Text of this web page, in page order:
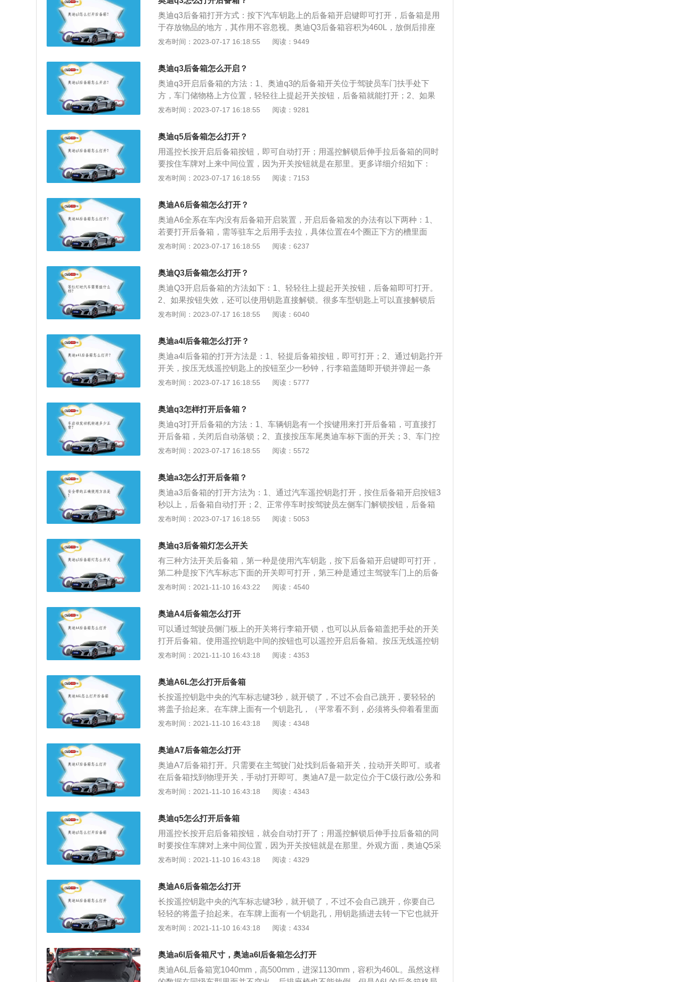
自动变速箱传输到前轮驱动或quattro全时四轮驱动系统上，确保了灵活的操控
性。
奥迪q3后备箱打开方式：按下汽车钥匙上的后备箱开启键即可打开，后备箱是用
于存放物品的地方，其作用不容忽视。奥迪Q3后备箱容积为460L，放倒后排座
椅可实现1300L，这款车在储物空间方面的表现可以说是中规中矩的，可以满足
致雅版的长宽高分别为4481mm、1848mm、1584mm，轴距为2680mm；动感版
的长宽高分别为4495mm、1848mm、1616mm，轴距为2680mm。
发布时间：2023-07-17 16:18:55 阅读：9449
奥迪q3后备箱怎么开启？
奥迪q3开启后备箱的方法：1、奥迪q3的后备箱开关位于驾驶员车门扶手处下
方，车门储物格上方位置，轻轻往上提起开关按钮，后备箱就能打开；2、如果
按钮失效，还可以使用钥匙直接解锁，直接按压钥匙上的后备箱解锁按键即可；
大众途观相同的pq35平台的suv，在奥迪车型系列中的定位在q7与q5之下。奥迪
q3是一款紧凑型suv，该车的长宽高分别为4385毫米、1831毫米、1608毫米，轴
距为2603毫米。
发布时间：2023-07-17 16:18:55 阅读：9281
奥迪q5后备箱怎么打开？
用遥控长按开启后备箱按钮，即可自动打开；用遥控解锁后伸手拉后备箱的同时
要按住车牌对上来中间位置，因为开关按钮就是在那里。更多详细介绍如下：
1、奥迪Q5的后备箱开口非常大，而空间也不小。后备箱盖开启后的高度并不
闭合，也算是对女性用户的关照。2、后备箱内侧的快拨，可以一键扳倒后排座
椅，瞬间扩展后备箱空间。而后排座椅放倒时基本可以放平，对于搬放大件的物
品有帮助。拉起后备箱地板的盖板，下面还有一个隐藏的储物盒。
发布时间：2023-07-17 16:18:55 阅读：7153
奥迪A6后备箱怎么打开？
奥迪A6全系在车内没有后备箱开启装置，开启后备箱发的办法有以下两种：1、
若要打开后备箱，需等驻车之后用手去拉，具体位置在4个圈正下方的槽里面
（牌照中间正上方），奥迪使用的是轻触式开关，轻轻用力就能打开。2、长按
资料：1、奥迪A6是一款由奥迪生产的豪华汽车，有轿车和旅行车两种车型。2、
奥迪a6车身尺寸长4951毫米，宽1886毫米，高1483毫米，轴距为2925毫米。
发布时间：2023-07-17 16:18:55 阅读：6237
奥迪Q3后备箱怎么打开？
奥迪Q3开启后备箱的方法如下：1、轻轻往上提起开关按钮，后备箱即可打开。
2、如果按钮失效，还可以使用钥匙直接解锁。很多车型钥匙上可以直接解锁后
备箱，直接按压钥匙上的后备箱解锁按键即可。3、车辆钥匙在感应范围（大概
含有两个按钮，一个为关闭后备箱的按钮，另一个在关闭后备箱的同时还会自动
锁车。
发布时间：2023-07-17 16:18:55 阅读：6040
奥迪a4l后备箱怎么打开？
奥迪a4l后备箱的打开方法是：1、轻提后备箱按钮，即可打开；2、通过钥匙拧开
开关，按压无线遥控钥匙上的按钮至少一秒钟，行李箱盖随即开锁并弹起一条
缝；3、钥匙在感应范围，可以直接拉动行李箱的拉手，抬起后备箱盖。奥迪a4l
矩是270牛米，其驱动方式是前置前驱，前后悬架均使用五连杆独立悬架。
发布时间：2023-07-17 16:18:55 阅读：5777
奥迪q3怎样打开后备箱？
奥迪q3打开后备箱的方法：1、车辆钥匙有一个按键用来打开后备箱，可直接打
开后备箱，关闭后自动落锁；2、直接按压车尾奥迪车标下面的开关；3、车门控
制总成前面有一个红色的开关，按下可以打开后备箱。以2021款奥迪q3为例，其
80mm，最小离地间隙为152mm，车身重量为1570kg。这款车搭载1.4t涡轮增压
发动机，最大马力是150ps，最大扭矩是250nm，最大功率是110kw，与其匹配
的是7挡双离合变速箱。
发布时间：2023-07-17 16:18:55 阅读：5572
奥迪a3怎么打开后备箱？
奥迪a3后备箱的打开方法为：1、通过汽车遥控钥匙打开，按住后备箱开启按钮3
秒以上，后备箱自动打开；2、正常停车时按驾驶员左侧车门解锁按钮，后备箱
锁自动解锁，可以直接去打开后备箱。正常行驶时，按车门锁止键后备箱自动锁
置的弹簧和减震器，除了操纵性极佳外，后悬架布置的空间利用率也很高，因此
载货面积在同级车中出类拔萃，前后制动均为盘式，前制动带通风槽。
发布时间：2023-07-17 16:18:55 阅读：5053
奥迪q3后备箱灯怎么开关
有三种方法开关后备箱，第一种是使用汽车钥匙，按下后备箱开启键即可打开，
第二种是按下汽车标志下面的开关即可打开，第三种是通过主驾驶车门上的后备
箱开启键打开。奥迪Q3后备箱容积为460L，放倒后排座椅可实现1300L，这款车
于大众途观相同的PQ35平台打造的一款SUV，汽车的定位在奥迪Q5和Q7之下，
这款车虽然采用的是与途观相同的平台打造，但是为了区别于大众车型，奥迪Q3
将经过特殊的改造，将汽车的驾驶性能进行了提升。在动力方面，这款车搭载的
是一台2.0TSI发动机，根据不同配置车型调校出170马力与211马力两种版本，虽
然是一款紧凑型的SUV，但是汽车的空间表现还是非常好的，腿部及头部空间表
挂结构，底盘调校的非常舒适，汽车的通过性整体还是不错的。
发布时间：2021-11-10 16:43:22 阅读：4540
奥迪A4后备箱怎么打开
可以通过驾驶员侧门板上的开关将行李箱开锁，也可以从后备箱盖把手处的开关
打开后备箱。使用遥控钥匙中间的按钮也可以遥控开启后备箱。按压无线遥控钥
匙上的后备箱开启按钮至少一秒钟。行李箱盖随即自动开锁并弹起一条缝。奥迪
常有深度，而且地板平整。可以看出实用性会相当不错。此外，后排座椅还可以
实现4/6放倒，放倒以后纵深可达2010mm，更是增加了后备箱空间使用的灵活
性。后备箱左侧有小小的空间带着隔网，可以放些小件的东西如急救用品手电筒
等也是不错。整个后备箱都有衬板铺装，用以遮盖后方纵横交错的线束。2008年
11月16日，一汽奥迪国产全新奥迪A4L正式发布，全新奥迪A4L采用了全新的外
算是高档轿车，但是全新奥迪A4L的前脸设计却采用了与家族中价格昂贵的跑车
设计风格。
发布时间：2021-11-10 16:43:18 阅读：4353
奥迪A6L怎么打开后备箱
长按遥控钥匙中央的汽车标志键3秒，就开锁了，不过不会自己跳开，要轻轻的
将盖子抬起来。在车牌上面有一个钥匙孔，（平常看不到，必须将头仰着看里面
才看得到），用钥匙插进去转一下它也就开锁了，然后就能抬起盖子来了。在高
人满足的车内环境。光导纤维及LED照明技术的使用，门把手、储物槽及迎宾踏
板的氛围照明，能够营造出更加舒适的氛围以及更加宽广的空间感。同时，位于
中控台、脚步空间的氛围照明也带来了更加明确的方位感。全新奥迪A6L在同级
别车型中首次使用了全景天窗，如同温室般的自然光照明效果为乘坐带来极为愉
悦的享受。全景天窗操作简便，可通过车内多处按钮进行操作，也可通过中控锁
位置，即使在天窗完全打开的情况下也可配合后风挡电动遮阳帘和后侧窗手动遮
阳帘进行后排及整车空间的遮光。
发布时间：2021-11-10 16:43:18 阅读：4348
奥迪A7后备箱怎么打开
奥迪A7后备箱打开。只需要在主驾驶门处找到后备箱开关，拉动开关即可。或者
在后备箱找到物理开关，手动打开即可。奥迪A7是一款定位介于C级行政/公务和
D级豪华轿车之间的四门运动豪华Coupe轿跑车，尺寸上略大于没有加长过的C级
抱式设计理念。充满动感的表面与线条围绕整个座舱展开，强调水平延展性的舒
展表面展现出流动的韵律感。仪表台与门护板共同勾勒出柔美的曲线，环抱着驾
驶员与乘客。仪表台的横向布局加强了视觉延展性，营造出整洁、优雅、充满安
全感的宽敞空间。奥迪A7Sportback的前悬挂为五连杆结构，安装在刚性极高的
整体副车架上；后悬挂则为奥迪特有的梯形连杆结构，这种紧凑的设计结合了良
梯形连杆等部件还采用了中空设计，大幅减轻了簧下质量。另外，奥迪还为A7Sp
ortback配备了全新的电控助力转向系统，赋予A7Sportback直接、精确、细腻的
转向特性，并且能耗极低。
发布时间：2021-11-10 16:43:18 阅读：4343
奥迪q5怎么打开后备箱
用遥控长按开启后备箱按钮，就会自动打开了；用遥控解锁后伸手拉后备箱的同
时要按住车牌对上来中间位置，因为开关按钮就是在那里。外观方面，奥迪Q5采
用上一代奥迪家族化设计，倒梯形的进气格栅采用大尺寸的矩形网格，大灯造型
容易让人接受。侧面线条流畅，干脆利落，一眼看过去有一种准备着向前跑的动
感，视觉效果很棒。配置方面，奥迪Q5搭载源于顶级豪华车的安全驾驶辅助系统
和高科技装备。包括配备车尾摄像头的奥迪驻车辅助系统；奥迪车道辅助系统，
该系统用于辅助维持行车路线；以及奥迪侧向辅助系统，该系统可以对驾驶员危
险的变道行为发出警告；自适应巡航控制系统可以保持车速以及与前车的距离。
发布时间：2021-11-10 16:43:18 阅读：4329
奥迪A6后备箱怎么打开
长按遥控钥匙中央的汽车标志键3秒，就开锁了，不过不会自己跳开，你要自己
轻轻的将盖子抬起来。在车牌上面有一个钥匙孔，用钥匙插进去转一下它也就开
锁了，然后就能抬起盖子来了。奥迪A6在车内没有后备箱开启装置（全系）。如
面（牌照中间正上方），奥迪使用的是轻触式开关，您轻轻用力就能打开。（这
里，两个牌照灯中间那个槽）另外遥控钥匙也可以打开后备箱（熄火后钥匙拔
出），长按遥控钥匙中央的汽车标志键3秒（开锁和上锁中间那个），后备箱会
发布时间：2021-11-10 16:43:18 阅读：4334
奥迪a6l后备箱尺寸，奥迪a6l后备箱怎么打开
奥迪A6L后备箱宽1040mm，高500mm，进深1130mm，容积为460L。虽然这样